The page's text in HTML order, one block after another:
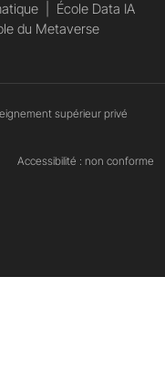
École Data IA
du Metaverse
supérieur privé
Accessibilité : non conforme